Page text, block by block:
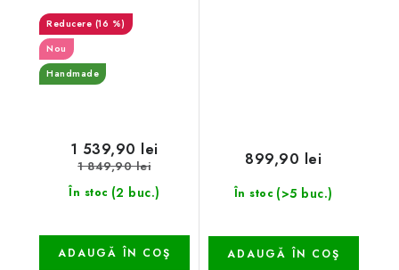
(16 %)
Nou
Handmade
În stoc (2 buc.)
1 539,90 lei
1 849,90 lei
ADAUGĂ ÎN COŞ
În stoc (>5 buc.)
899,90 lei
ADAUGĂ ÎN COŞ